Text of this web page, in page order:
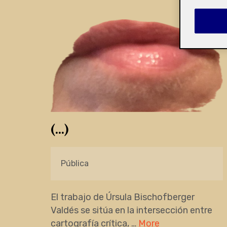
(…)
Pública
El trabajo de Úrsula Bischofberger
Valdés se sitúa en la intersección entre
cartografía crítica, … More